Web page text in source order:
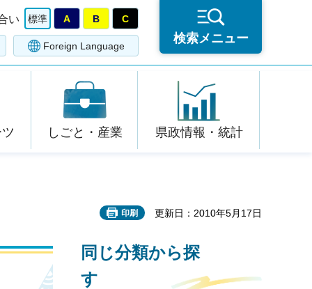
い 標準 A B C
Foreign Language
検索メニュー
しごと・産業 県政情報・統計
印刷 更新日：2010年5月17日
同じ分類から探
す